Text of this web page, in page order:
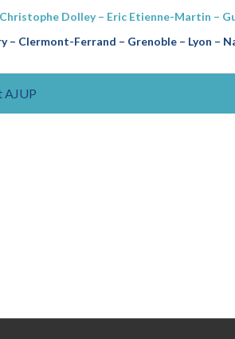
Dolley – Eric Etienne-Martin –
– Clermont-Ferrand – Grenoble – Lyon –
AJUP